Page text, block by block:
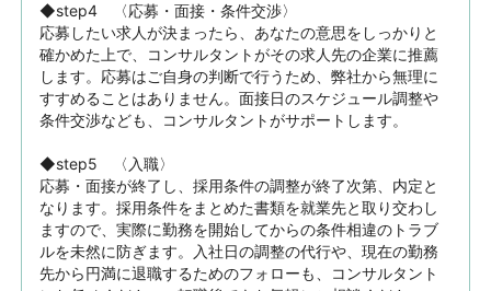
◆step4　〈応募・面接・条件交渉〉
応募したい求人が決まったら、あなたの意思をしっかりと
確かめた上で、コンサルタントがその求人先の企業に推薦
します。応募はご自身の判断で行うため、弊社から無理に
すすめることはありません。面接日のスケジュール調整や
条件交渉なども、コンサルタントがサポートします。
◆step5　〈入職〉
応募・面接が終了し、採用条件の調整が終了次第、内定と
なります。採用条件をまとめた書類を就業先と取り交わし
ますので、実際に勤務を開始してからの条件相違のトラブ
ルを未然に防ぎます。入社日の調整の代行や、現在の勤務
先から円満に退職するためのフォローも、コンサルタント